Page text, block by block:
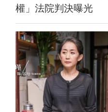
權」法院判決曝光